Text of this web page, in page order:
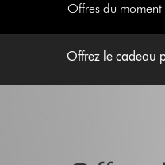
Offres du moment